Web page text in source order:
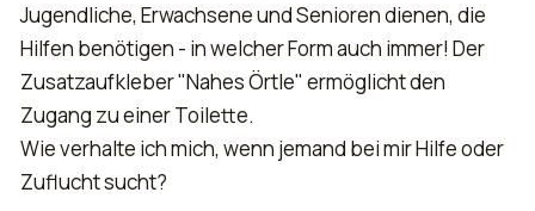
Jugendliche, Erwachsene und Senioren dienen, die
Hilfen benötigen - in welcher Form auch immer! Der
Zusatzaufkleber "Nahes Örtle" ermöglicht den
Zugang zu einer Toilette.
Wie verhalte ich mich, wenn jemand bei mir Hilfe oder
Zuflucht sucht?